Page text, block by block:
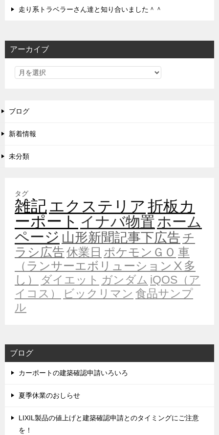
走り系トラベラーさん達と知り合いました＾＾
アーカイブ
ブログ
新着情報
未分類
タグ
雑記エクステリア折板カ
ーポート イナバ物置ホーム
ページ 山形新聞記事下広告 チ
ラシ広告休業日 ポケモンＧＯ 車
（ランサーエボリューションⅩ多
し）
ダイエット ガンダム iQOS（ア
イコス）
ビックリマン 食品サンプ
ル
ブログ
カーポートの建築確認申請いろいろ
夏季休業のおしらせ
LIXIL製品の値上げと建築確認申請とのタイミングにご注意
を！